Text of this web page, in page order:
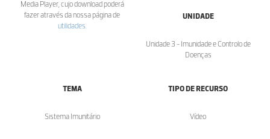
Media Player, cujo download poderá
fazer através da nossa página de
utilidades
UNIDADE
Unidade 3 - Imunidade e Controlo de
Doenças
TEMA
Sistema Imunitário
TIPO DE RECURSO
Vídeo